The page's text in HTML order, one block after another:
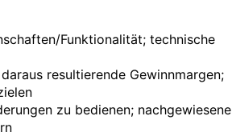
Funktionalität; technische
resultierende Gewinnmargen;
zu bedienen; nachgewiesene